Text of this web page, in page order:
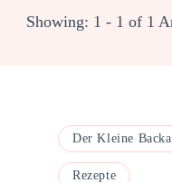
Showing: 1 - 1 of 1
Der Kleine
Rezepte